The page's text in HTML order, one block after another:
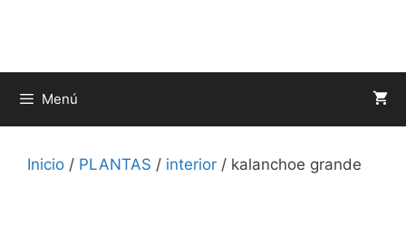
Menú
Inicio / PLANTAS / interior / kalanchoe grande